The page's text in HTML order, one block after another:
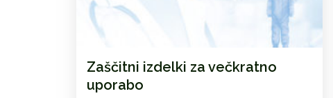
Zaščitni izdelki za večkratno
uporabo